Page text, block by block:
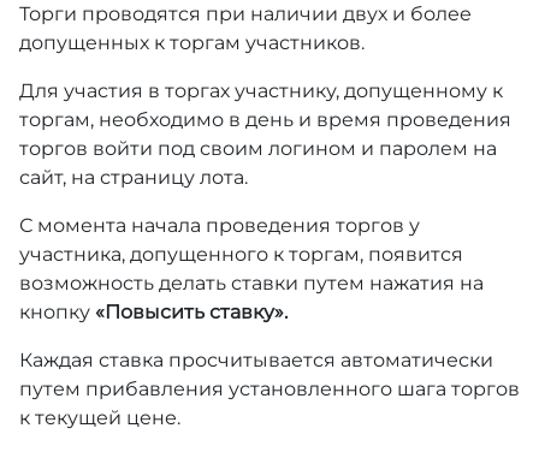
Торги проводятся при наличии двух и более
допущенных к торгам участников.
Для участия в торгах участнику, допущенному к
торгам, необходимо в день и время проведения
торгов войти под своим логином и паролем на
сайт, на страницу лота.
С момента начала проведения торгов у
участника, допущенного к торгам, появится
возможность делать ставки путем нажатия на
кнопку «Повысить ставку».
Каждая ставка просчитывается автоматически
путем прибавления установленного шага торгов
к текущей цене.